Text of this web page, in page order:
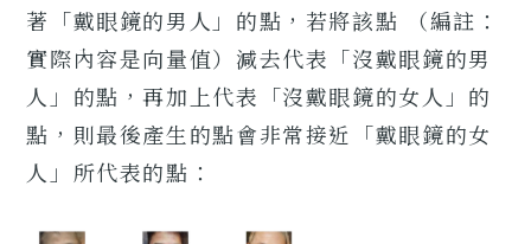
著「戴眼鏡的男人」的點，若將該點 （編註：
實際內容是向量值）減去代表「沒戴眼鏡的男
人」的點，再加上代表「沒戴眼鏡的女人」的
點，則最後產生的點會非常接近「戴眼鏡的女
人」所代表的點：